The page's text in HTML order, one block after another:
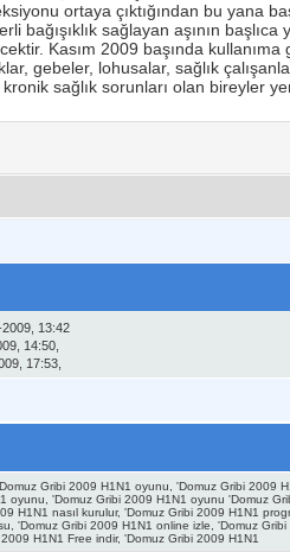
ortaya çıktığından bu yana
bağışıklık sağlayan aşının başlıca
Kasım 2009 başında
gebeler, lohusalar, sağlık
kronik sağlık sorunları olan bireyler
13:42
14:50,
17:53,
Gribi 2009 H1N1 oyunu, 'Domuz Gribi 2009
oyunu, 'Domuz Gribi 2009 H1N1 oyunu 'Domuz
H1N1 nasıl kurulur, 'Domuz Gribi 2009 H1N1
'Domuz Gribi 2009 H1N1 online izle, 'Domuz
H1N1 Free indir, 'Domuz Gribi 2009 H1N1